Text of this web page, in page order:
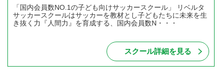
「国内会員数NO.1の子ども向けサッカースクール」 リベルタ
サッカースクールはサッカーを教材とし子どもたちに未来を生
き抜く力『人間力』を育成する、国内会員数N・・・
スクール詳細を見る